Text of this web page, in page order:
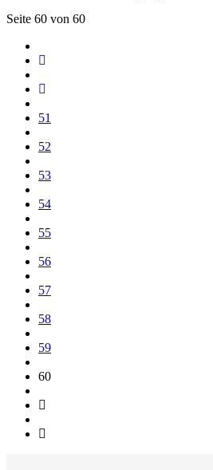
Seite 60 von 60
51
52
53
54
55
56
57
58
59
60